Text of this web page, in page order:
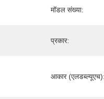
मॉडल संख्या:
प्रकार:
आकार (एलडब्ल्यूएच):